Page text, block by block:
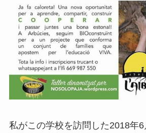
私がこの学校を訪問した2018年